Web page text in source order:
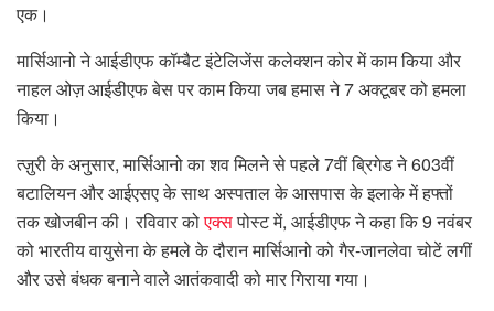
एक।
मार्सिआनो ने आईडीएफ कॉम्बैट इंटेलिजेंस कलेक्शन कोर में काम किया और
नाहल ओज़ आईडीएफ बेस पर काम किया जब हमास ने 7 अक्टूबर को हमला
किया।
त्ज़ुरी के अनुसार, मार्सिआनो का शव मिलने से पहले 7वीं ब्रिगेड ने 603वीं
बटालियन और आईएसए के साथ अस्पताल के आसपास के इलाके में हफ्तों
तक खोजबीन की। रविवार कोएक्सपोस्ट में, आईडीएफ ने कहा कि 9 नवंबर
को भारतीय वायुसेना के हमले के दौरान मार्सिआनो को गैर-जानलेवा चोटें लगीं
और उसे बंधक बनाने वाले आतंकवादी को मार गिराया गया।